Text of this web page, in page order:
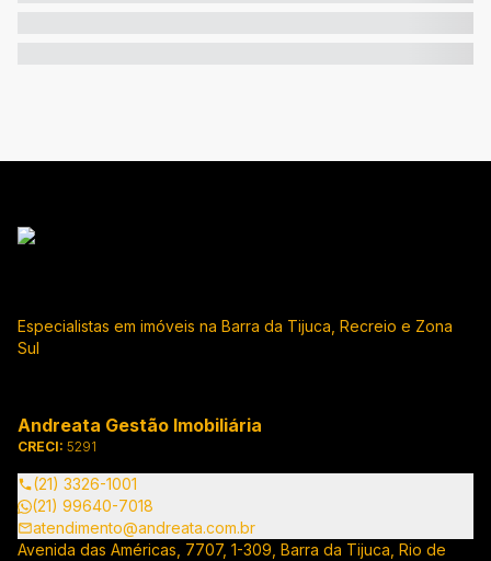
Especialistas em imóveis na Barra da Tijuca, Recreio e Zona
Sul
Andreata Gestão Imobiliária
CRECI: 5291
(21) 3326-1001
(21) 99640-7018
atendimento@andreata.com.br
Avenida das Américas, 7707, 1-309, Barra da Tijuca, Rio de